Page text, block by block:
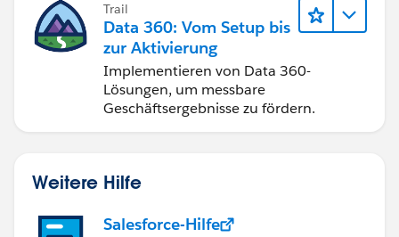
Trail
Data 360: Vom Setup bis
zur Aktivierung
Implementieren von Data 360-
Lösungen, um messbare
Geschäftsergebnisse zu fördern.
Weitere Hilfe
Salesforce-Hilfe